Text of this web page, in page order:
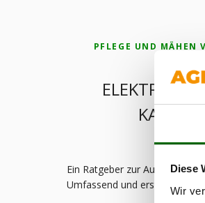
Diese
Wir
PFLEGE UND MÄHEN
ELEKTRO-
Keine
Ein Ratgeber zur Auswahl
Umfassend und erstellt von